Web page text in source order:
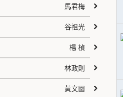
馬君梅
谷祖光
楊 楨
林政則
黃文圝